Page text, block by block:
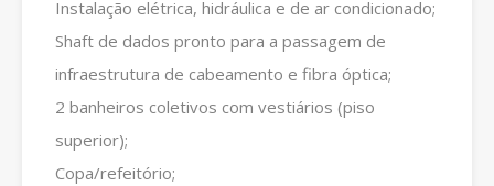
Instalação elétrica, hidráulica e de ar condicionado;
Shaft de dados pronto para a passagem de
infraestrutura de cabeamento e fibra óptica;
2 banheiros coletivos com vestiários (piso
superior);
Copa/refeitório;